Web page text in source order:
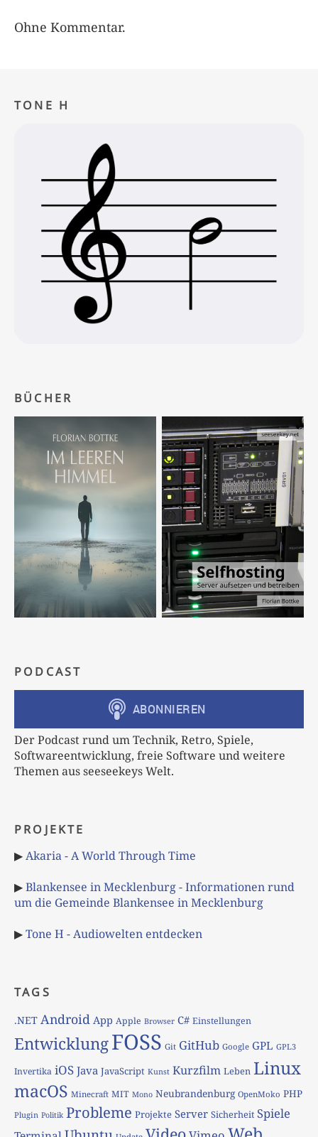
Ohne Kommentar.
TONE H
BÜCHER
PODCAST
Der Podcast rund um Technik, Retro, Spiele,
Softwareentwicklung, freie Software und weitere
Themen aus seeseekeys Welt.
PROJEKTE
▶Akaria - A World Through Time
▶Blankensee in Mecklenburg - Informationen rund
um die Gemeinde Blankensee in Mecklenburg
▶Tone H - Audiowelten entdecken
TAGS
.NET Android App Apple Browser C# Einstellungen
EntwicklungFOSS Git GitHub Google GPL GPL3
Invertika iOS Java JavaScript Kunst Kurzfilm Leben Linux
macOS Minecraft MIT Mono Neubrandenburg OpenMoko PHP
Plugin Politik Probleme Projekte Server Sicherheit Spiele